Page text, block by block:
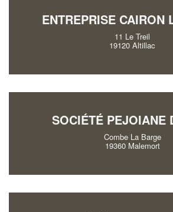
ENTREPRISE CAIRON
11 Le Treil
19120 Altillac
SOCIÉTÉ PEJOIANE
Combe La Barge
19360 Malemort